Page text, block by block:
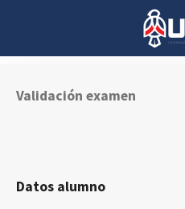
Validación examen
Datos alumno